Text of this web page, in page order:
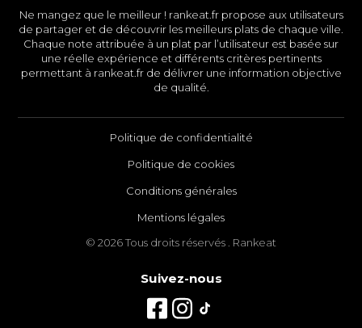
Ne mangez que le meilleur ! rankeat.fr propose aux utilisateurs
de partager et de découvrir les meilleurs plats de chaque ville.
Chaque note attribuée à un plat par l’utilisateur est basée sur
une réelle expérience et différents critères pertinents
permettant à rankeat.fr de délivrer une information objective
de qualité.
Politique de confidentialité
Politique de cookies
Conditions générales
Mentions légales
© 2026 Tous droits réservés . Rankeat
Suivez-nous